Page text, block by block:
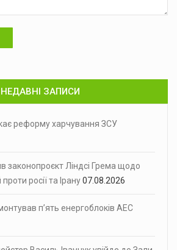
НЕДАВНІ ЗАПИСИ
реформу харчування ЗСУ
законопроєкт Ліндсі Грема щодо
росії та Ірану07.08.2026
п’ять енергоблоків АЕС